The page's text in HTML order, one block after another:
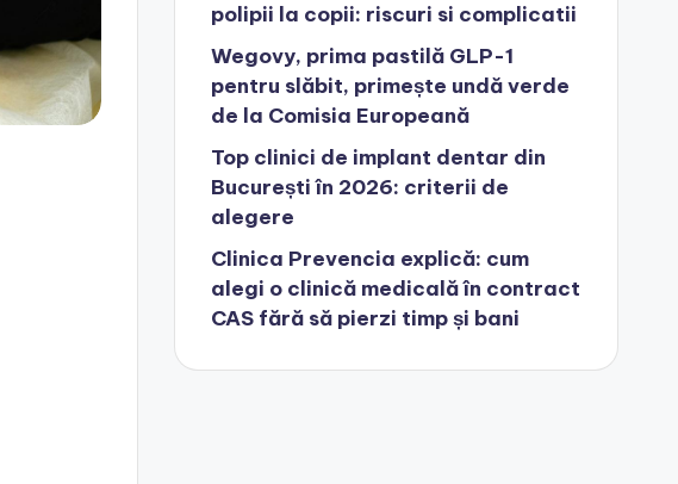
polipii la copii: riscuri si complicatii
Wegovy, prima pastilă GLP-1
pentru slăbit, primește undă verde
de la Comisia Europeană
Top clinici de implant dentar din
București în 2026: criterii de
alegere
Clinica Prevencia explică: cum
alegi o clinică medicală în contract
CAS fără să pierzi timp și bani